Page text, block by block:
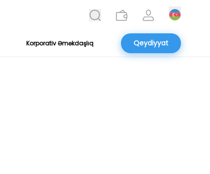
Korporativ Əməkdaşlıq Qeydiyyat